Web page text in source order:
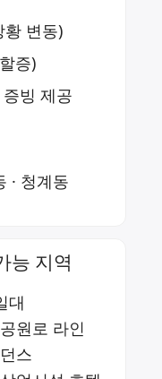
황 변동)
증)
빙 제공
· 청계동
능 지역
대
원로 라인
스